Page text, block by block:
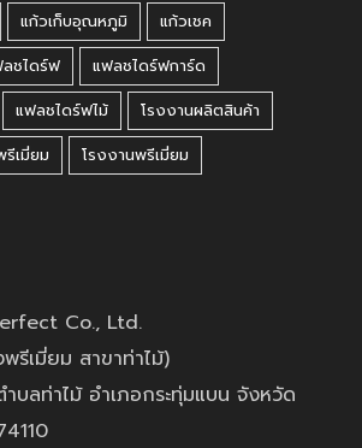
แก้วเก็บอุณหภูมิ
แก้วเชค
ชไดร์ฟ
แฟลชไดร์ฟการ์ด
แฟลชไดร์ฟไม้
โรงงานผลิตสินค้า
เมี่ยม
โรงงานพรีเมี่ยม
Co., Ltd.
รีเมี่ยม สาขาท่าไม้)
บลท่าไม้ อำเภอกระทุ่มแบน จังหวัด